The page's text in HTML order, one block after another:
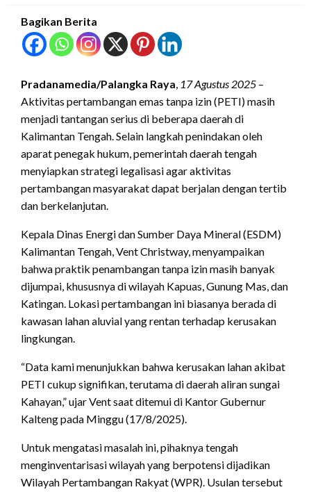
Bagikan Berita
Pradanamedia/Palangka Raya, 17 Agustus 2025 –
Aktivitas pertambangan emas tanpa izin (PETI) masih
menjadi tantangan serius di beberapa daerah di
Kalimantan Tengah. Selain langkah penindakan oleh
aparat penegak hukum, pemerintah daerah tengah
menyiapkan strategi legalisasi agar aktivitas
pertambangan masyarakat dapat berjalan dengan tertib
dan berkelanjutan.
Kepala Dinas Energi dan Sumber Daya Mineral (ESDM)
Kalimantan Tengah, Vent Christway, menyampaikan
bahwa praktik penambangan tanpa izin masih banyak
dijumpai, khususnya di wilayah Kapuas, Gunung Mas, dan
Katingan. Lokasi pertambangan ini biasanya berada di
kawasan lahan aluvial yang rentan terhadap kerusakan
lingkungan.
“Data kami menunjukkan bahwa kerusakan lahan akibat
PETI cukup signifikan, terutama di daerah aliran sungai
Kahayan,” ujar Vent saat ditemui di Kantor Gubernur
Kalteng pada Minggu (17/8/2025).
Untuk mengatasi masalah ini, pihaknya tengah
menginventarisasi wilayah yang berpotensi dijadikan
Wilayah Pertambangan Rakyat (WPR). Usulan tersebut